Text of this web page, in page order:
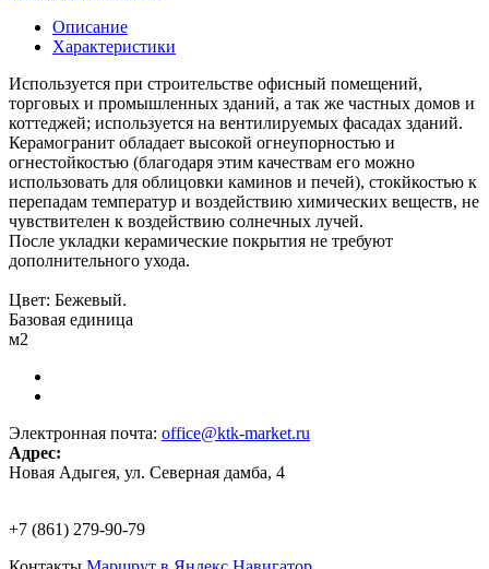
Описание
Характеристики
Используется при строительстве офисный помещений,
торговых и промышленных зданий, а так же частных домов и
коттеджей; используется на вентилируемых фасадах зданий.
Керамогранит обладает высокой огнеупорностью и
огнестойкостью (благодаря этим качествам его можно
использовать для облицовки каминов и печей), стокйкостью к
перепадам температур и воздействию химических веществ, не
чувствителен к воздействию солнечных лучей.
После укладки керамические покрытия не требуют
дополнительного ухода.
Цвет: Бежевый.
Базовая единица
м2
Электронная почта: office@ktk-market.ru
Адрес:
Новая Адыгея, ул. Северная дамба, 4
+7 (861) 279-90-79